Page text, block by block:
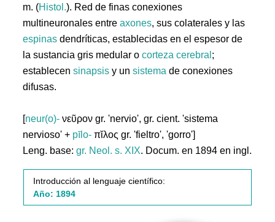
m. (Histol.). Red de finas conexiones
multineuronales entreaxones, sus colaterales y las
espinas dendríticas, establecidas en el espesor de
la sustancia gris medular ocorteza cerebral ;
establecensinapsis y unsistema de conexiones
difusas.
[neur(o)- νεῦρον gr. 'nervio', gr. cient. 'sistema
nervioso' + pīlo- πῐλος gr. 'fieltro', 'gorro']
Leng. base:gr. Neol. s. XIX. Docum. en 1894 en ingl.
Introducción al lenguaje científico:
Año: 1894